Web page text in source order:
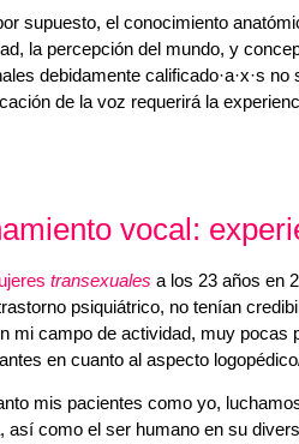
supuesto, el conocimiento
la percepción del mundo, y
debidamente calificado·a·x·s
de la voz requerirá la
vocal:
transexuales a los 23 años en
psiquiátrico, no tenían
mi campo de actividad, muy
en cuanto al aspecto
mis pacientes como yo,
así como el ser humano en su